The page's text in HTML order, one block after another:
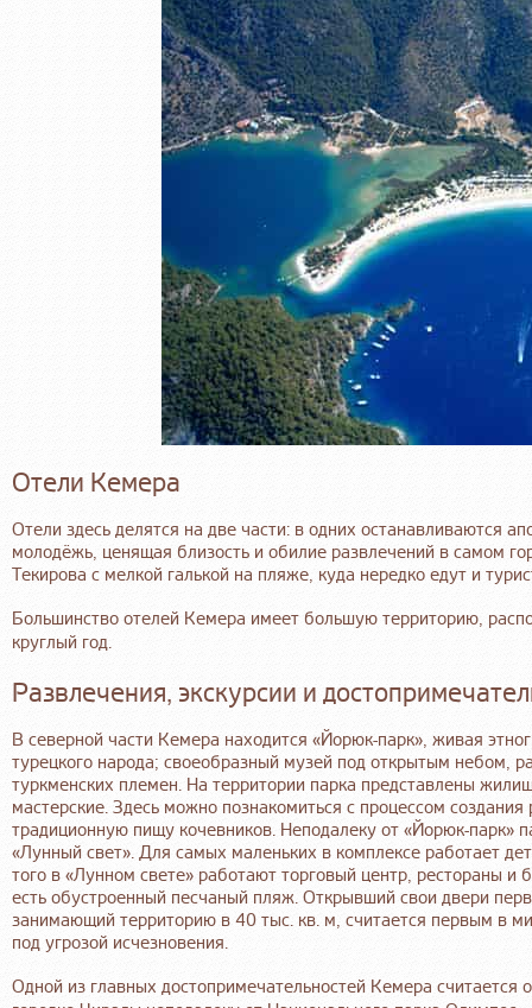
Отели Кемера
Отели здесь делятся на две части: в одних останавливаются
молодёжь, ценящая близость и обилие развлечений в самом
Текирова с мелкой галькой на пляже, куда нередко едут и
Большинство отелей Кемера имеет большую территорию,
круглый год.
Развлечения, экскурсии и
В северной части Кемера находится «Йорюк-парк», живая
турецкого народа; своеобразный музей под открытым небом,
туркменских племен. На территории парка представлены
мастерские. Здесь можно познакомиться с процессом
традиционную пищу кочевников. Неподалеку от «Йорюк-парк»
«Лунный свет». Для самых маленьких в комплексе работает
того в «Лунном свете» работают торговый центр, рестораны
есть обустроенный песчаный пляж. Открывший свои двери
занимающий территорию в 40 тыс. кв. м, считается первым в
под угрозой исчезновения.
Одной из главных достопримечательностей Кемера